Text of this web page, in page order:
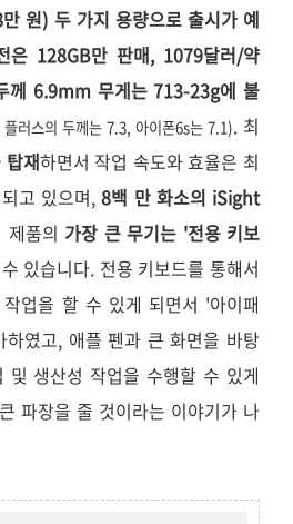
원) 두 가지 용량으로 출시가 예
은 128GB만 판매, 1079달러/약
께 6.9mm 무게는 713-23g에 불
플러스의 두께는 7.3, 아이폰6s는 7.1). 최
탑재하면서 작업 속도와 효율은 최
고 있으며, 8백 만 화소의 iSight
제품의 가장 큰 무기는 '전용 키보
있습니다. 전용 키보드를 통해서
업을 할 수 있게 되면서 '아이패
였고, 애플 펜과 큰 화면을 바탕
및 생산성 작업을 수행할 수 있게
파장을 줄 것이라는 이야기가 나